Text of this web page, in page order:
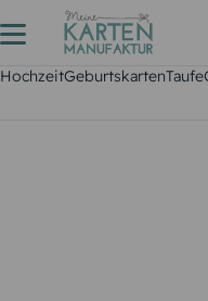
HochzeitGeburtskartenTaufe